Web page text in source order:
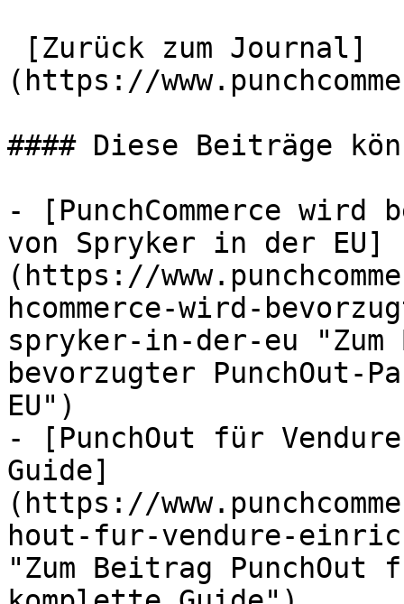
(https://
#### Diese Beiträge
- [PunchCommerce wird
von Spryker in der EU]
(https://
hcommerce-wird-
spryker-in-der-eu "Zum
bevorzugter PunchOut-
EU")
- [PunchOut für
Guide]
(https://
hout-fur-vendure-
"Zum Beitrag